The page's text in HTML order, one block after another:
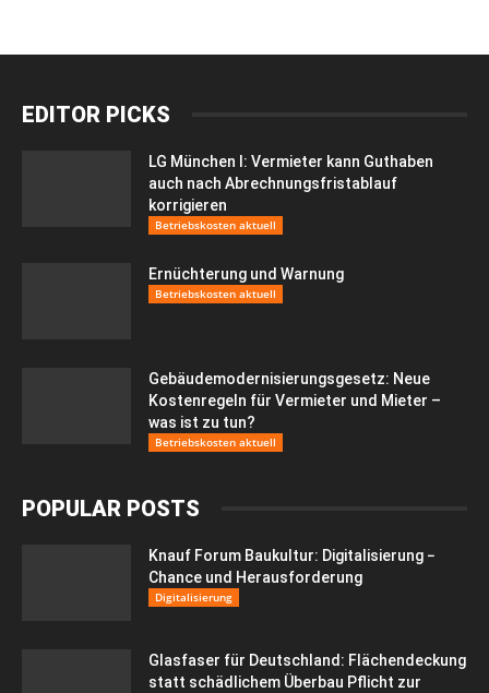
EDITOR PICKS
LG München I: Vermieter kann Guthaben
auch nach Abrechnungsfristablauf
korrigieren
Betriebskosten aktuell
Ernüchterung und Warnung
Betriebskosten aktuell
Gebäudemodernisierungsgesetz: Neue
Kostenregeln für Vermieter und Mieter –
was ist zu tun?
Betriebskosten aktuell
POPULAR POSTS
Knauf Forum Baukultur: Digitalisierung −
Chance und Herausforderung
Digitalisierung
Glasfaser für Deutschland: Flächendeckung
statt schädlichem Überbau Pflicht zur